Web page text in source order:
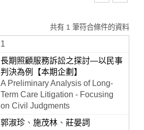
共有 1 筆符合條件的資料
1
長期照顧服務訴訟之探討—以民事
判決為例【本期企劃】
A Preliminary Analysis of Long-
Term Care Litigation - Focusing
on Civil Judgments
郭淑珍、 施茂林、 莊晏詞